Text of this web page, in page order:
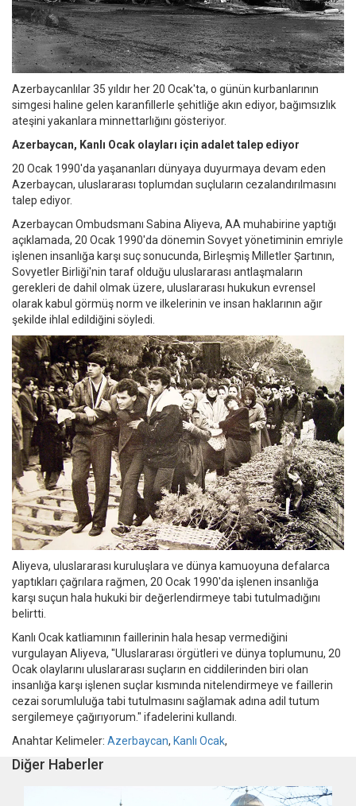
Azerbaycanlılar 35 yıldır her 20 Ocak'ta, o günün kurbanlarının
simgesi haline gelen karanfillerle şehitliğe akın ediyor, bağımsızlık
ateşini yakanlara minnettarlığını gösteriyor.
Azerbaycan, Kanlı Ocak olayları için adalet talep ediyor
20 Ocak 1990'da yaşananları dünyaya duyurmaya devam eden
Azerbaycan, uluslararası toplumdan suçluların cezalandırılmasını
talep ediyor.
Azerbaycan Ombudsmanı Sabina Aliyeva, AA muhabirine yaptığı
açıklamada, 20 Ocak 1990'da dönemin Sovyet yönetiminin emriyle
işlenen insanlığa karşı suç sonucunda, Birleşmiş Milletler Şartının,
Sovyetler Birliği'nin taraf olduğu uluslararası antlaşmaların
gerekleri de dahil olmak üzere, uluslararası hukukun evrensel
olarak kabul görmüş norm ve ilkelerinin ve insan haklarının ağır
şekilde ihlal edildiğini söyledi.
Aliyeva, uluslararası kuruluşlara ve dünya kamuoyuna defalarca
yaptıkları çağrılara rağmen, 20 Ocak 1990'da işlenen insanlığa
karşı suçun hala hukuki bir değerlendirmeye tabi tutulmadığını
belirtti.
Kanlı Ocak katliamının faillerinin hala hesap vermediğini
vurgulayan Aliyeva, "Uluslararası örgütleri ve dünya toplumunu, 20
Ocak olaylarını uluslararası suçların en ciddilerinden biri olan
insanlığa karşı işlenen suçlar kısmında nitelendirmeye ve faillerin
cezai sorumluluğa tabi tutulmasını sağlamak adına adil tutum
sergilemeye çağırıyorum." ifadelerini kullandı.
Anahtar Kelimeler: Azerbaycan, Kanlı Ocak,
Diğer Haberler